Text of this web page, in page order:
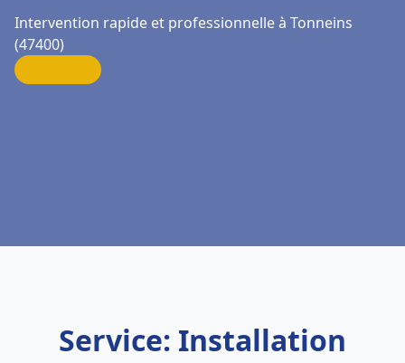
Intervention rapide et professionnelle à Tonneins
(47400)
Service: Installation